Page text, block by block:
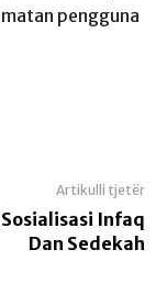
pengguna
Artikulli tjetër
Infaq
Dan Sedekah